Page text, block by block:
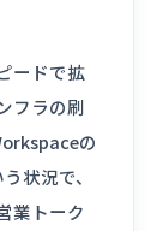
ードで拡
フラの刷
の
状況で、
業トーク